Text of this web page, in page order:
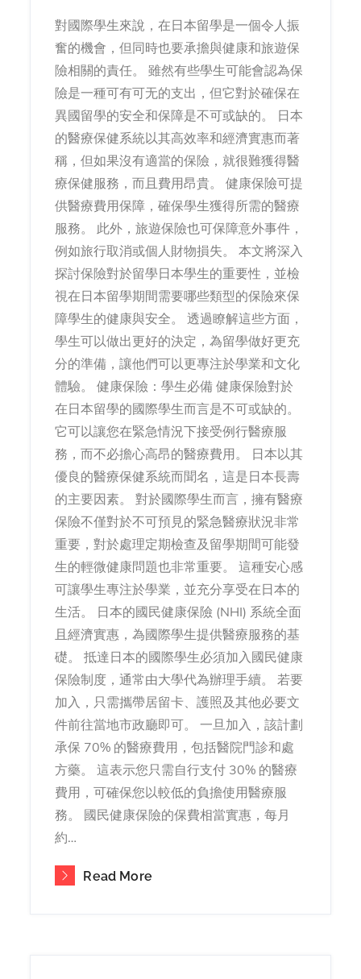
對國際學生來說，在日本留學是一個令人振
奮的機會，但同時也要承擔與健康和旅遊保
險相關的責任。 雖然有些學生可能會認為保
險是一種可有可无的支出，但它對於確保在
異國留學的安全和保障是不可或缺的。 日本
的醫療保健系統以其高效率和經濟實惠而著
稱，但如果沒有適當的保險，就很難獲得醫
療保健服務，而且費用昂貴。 健康保險可提
供醫療費用保障，確保學生獲得所需的醫療
服務。 此外，旅遊保險也可保障意外事件，
例如旅行取消或個人財物損失。 本文將深入
探討保險對於留學日本學生的重要性，並檢
視在日本留學期間需要哪些類型的保險來保
障學生的健康與安全。 透過瞭解這些方面，
學生可以做出更好的決定，為留學做好更充
分的準備，讓他們可以更專注於學業和文化
體驗。 健康保險：學生必備 健康保險對於
在日本留學的國際學生而言是不可或缺的。
它可以讓您在緊急情況下接受例行醫療服
務，而不必擔心高昂的醫療費用。 日本以其
優良的醫療保健系統而聞名，這是日本長壽
的主要因素。 對於國際學生而言，擁有醫療
保險不僅對於不可預見的緊急醫療狀況非常
重要，對於處理定期檢查及留學期間可能發
生的輕微健康問題也非常重要。 這種安心感
可讓學生專注於學業，並充分享受在日本的
生活。 日本的國民健康保險 (NHI) 系統全面
且經濟實惠，為國際學生提供醫療服務的基
礎。 抵達日本的國際學生必須加入國民健康
保險制度，通常由大學代為辦理手續。 若要
加入，只需攜帶居留卡、護照及其他必要文
件前往當地市政廳即可。 一旦加入，該計劃
承保 70% 的醫療費用，包括醫院門診和處
方藥。 這表示您只需自行支付 30% 的醫療
費用，可確保您以較低的負擔使用醫療服
務。 國民健康保險的保費相當實惠，每月
約…
Read More